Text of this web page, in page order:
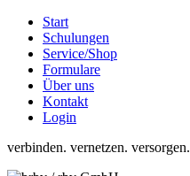
Start
Schulungen
Service/Shop
Formulare
Über uns
Kontakt
Login
verbinden. vernetzen. versorgen.